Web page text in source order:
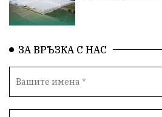
ОколнаСреда
Общност ИсторическиПарк
Космос ВоднаКриза Вода
ЗА ВРЪЗКА С НАС